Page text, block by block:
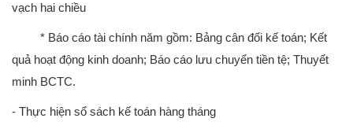
vạch hai chiều
* Báo cáo tài chính năm gồm: Bảng cân đối kế toán; Kết
quả hoạt động kinh doanh; Báo cáo lưu chuyển tiền tệ; Thuyết
minh BCTC.
- Thực hiện sổ sách kế toán hàng tháng